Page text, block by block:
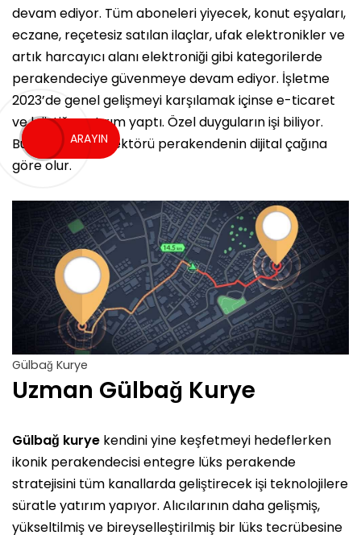
devam ediyor. Tüm aboneleri yiyecek, konut eşyaları,
eczane, reçetesiz satılan ilaçlar, ufak elektronikler ve
artık harcayıcı alanı elektroniği gibi kategorilerde
perakendeciye güvenmeye devam ediyor. İşletme
2023’de genel gelişmeyi karşılamak içinse e-ticaret
ve lojistiğe yatırım yaptı. Özel duyguların işi biliyor.
Büyük mağaza sektörü perakendenin dijital çağına
göre olur.
Gülbağ Kurye
Uzman Gülbağ Kurye
Gülbağ kurye kendini yine keşfetmeyi hedeflerken
ikonik perakendecisi entegre lüks perakende
stratejisini tüm kanallarda geliştirecek işi teknolojilere
süratle yatırım yapıyor. Alıcılarının daha gelişmiş,
yükseltilmiş ve bireyselleştirilmiş bir lüks tecrübesine
ARAYIN